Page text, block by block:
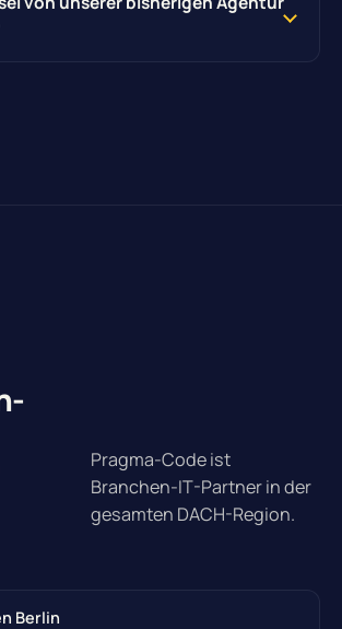
Pragma-Code ist
Branchen-IT-Partner in der
gesamten DACH-Region.
Berlin